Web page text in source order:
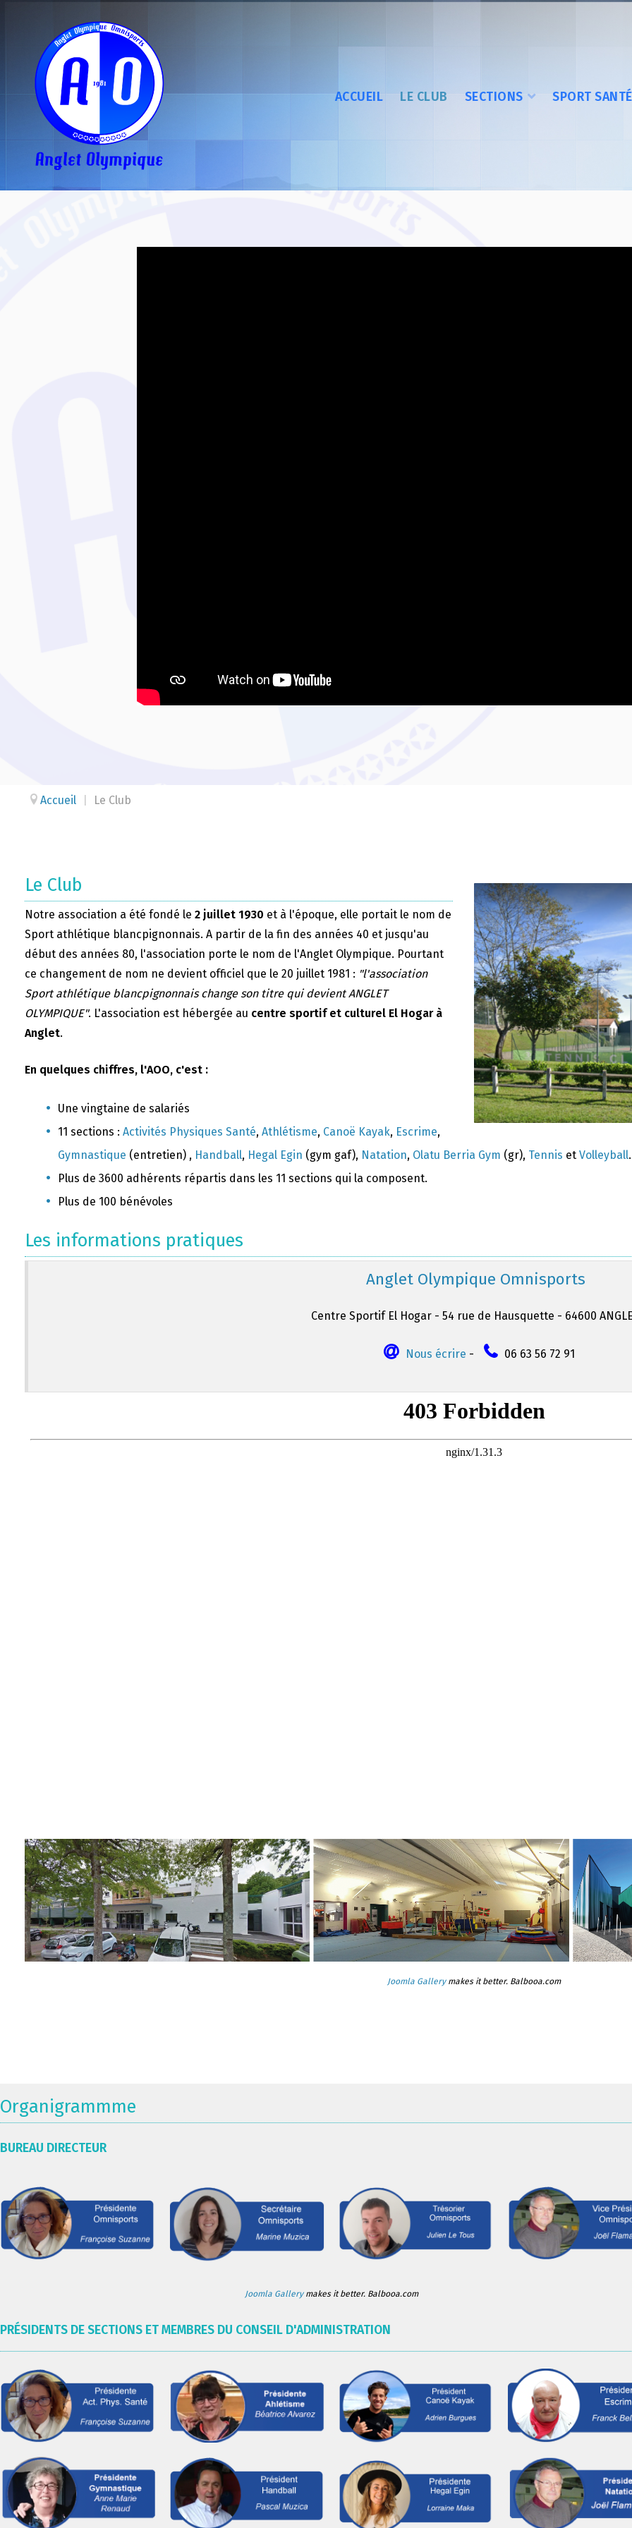
ACCUEIL LE CLUB SECTIONS SPORT SANTÉ
Accueil Le Club
Le Club
Notre association a été fondé le 2 juillet 1930 et à l'époque, elle portait le nom de
Sport athlétique blancpignonnais. A partir de la fin des années 40 et jusqu'au
début des années 80, l'association porte le nom de l'Anglet Olympique. Pourtant
ce changement de nom ne devient officiel que le 20 juillet 1981 : "l'association
Sport athlétique blancpignonnais change son titre qui devient ANGLET
OLYMPIQUE". L'association est hébergée au centre sportif et culturel El Hogar à
Anglet.
En quelques chiffres, l'AOO, c'est :
Une vingtaine de salariés
11 sections : Activités Physiques Santé, Athlétisme, Canoë Kayak, Escrime,
Gymnastique (entretien) , Handball, Hegal Egin (gym gaf), Natation, Olatu Berria Gym (gr), Tennis et Volleyball.
Plus de 3600 adhérents répartis dans les 11 sections qui la composent.
Plus de 100 bénévoles
Les informations pratiques
Anglet Olympique Omnisports
Centre Sportif El Hogar - 54 rue de Hausquette - 64600
Nous écrire - 06 63 56 72 91
Joomla Gallerymakes it better. Balbooa.com
Organigrammme
BUREAU DIRECTEUR
Joomla Gallerymakes it better. Balbooa.com
PRÉSIDENTS DE SECTIONS ET MEMBRES DU CONSEIL D'ADMINISTRATION